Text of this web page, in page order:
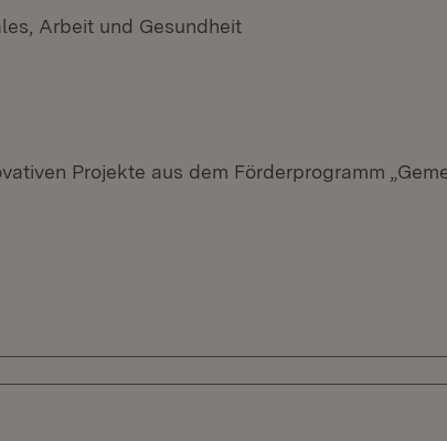
Arbeit und Gesundheit
Projekte aus dem Förderprogramm